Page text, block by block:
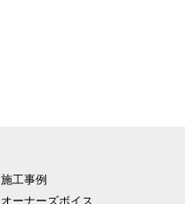
施工事例
オーナーズボイス